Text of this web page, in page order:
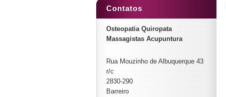
Contatos
Osteopatia Quiropata
Massagistas Acupuntura
Rua Mouzinho de Albuquerque 43
r/c
2830-290
Barreiro